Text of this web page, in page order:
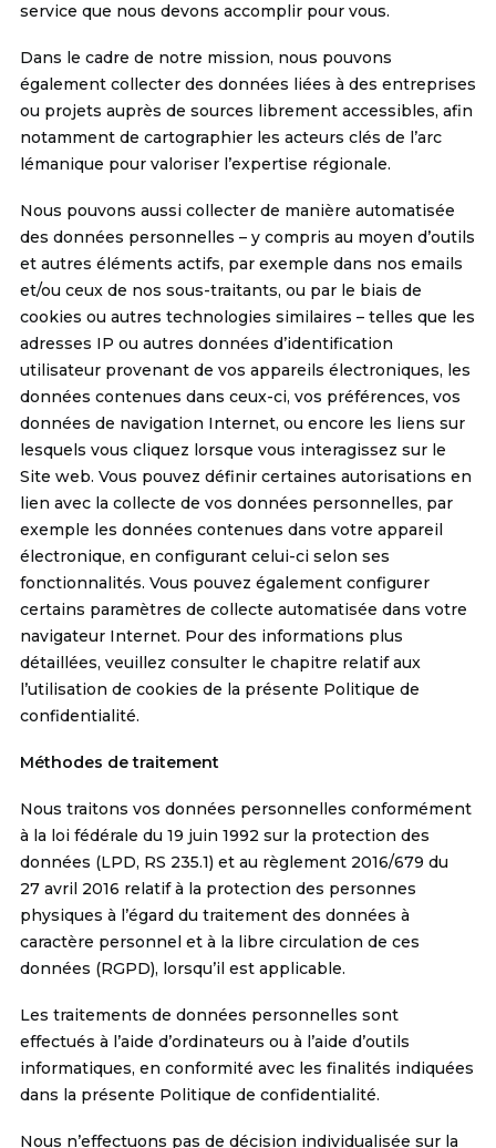
service que nous devons accomplir pour vous.
Dans le cadre de notre mission, nous pouvons
également collecter des données liées à des entreprises
ou projets auprès de sources librement accessibles, afin
notamment de cartographier les acteurs clés de l’arc
lémanique pour valoriser l’expertise régionale.
Nous pouvons aussi collecter de manière automatisée
des données personnelles – y compris au moyen d’outils
et autres éléments actifs, par exemple dans nos emails
et/ou ceux de nos sous-traitants, ou par le biais de
cookies ou autres technologies similaires – telles que les
adresses IP ou autres données d’identification
utilisateur provenant de vos appareils électroniques, les
données contenues dans ceux-ci, vos préférences, vos
données de navigation Internet, ou encore les liens sur
lesquels vous cliquez lorsque vous interagissez sur le
Site web. Vous pouvez définir certaines autorisations en
lien avec la collecte de vos données personnelles, par
exemple les données contenues dans votre appareil
électronique, en configurant celui-ci selon ses
fonctionnalités. Vous pouvez également configurer
certains paramètres de collecte automatisée dans votre
navigateur Internet. Pour des informations plus
détaillées, veuillez consulter le chapitre relatif aux
l’utilisation de cookies de la présente Politique de
confidentialité.
Méthodes de traitement
Nous traitons vos données personnelles conformément
à la loi fédérale du 19 juin 1992 sur la protection des
données (LPD, RS 235.1) et au règlement 2016/679 du
27 avril 2016 relatif à la protection des personnes
physiques à l’égard du traitement des données à
caractère personnel et à la libre circulation de ces
données (RGPD), lorsqu’il est applicable.
Les traitements de données personnelles sont
effectués à l’aide d’ordinateurs ou à l’aide d’outils
informatiques, en conformité avec les finalités indiquées
dans la présente Politique de confidentialité.
Nous n’effectuons pas de décision individualisée sur la